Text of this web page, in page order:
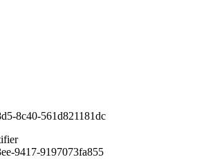
8c40-561d821181dc
9417-9197073fa855